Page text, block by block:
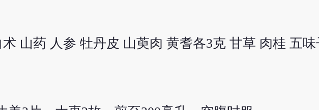
山药 人参 牡丹皮 山萸肉 黄耆各3克 甘草 肉桂 五味